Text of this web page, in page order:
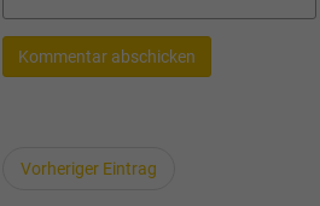
Kommentar abschicken
Vorheriger Eintrag